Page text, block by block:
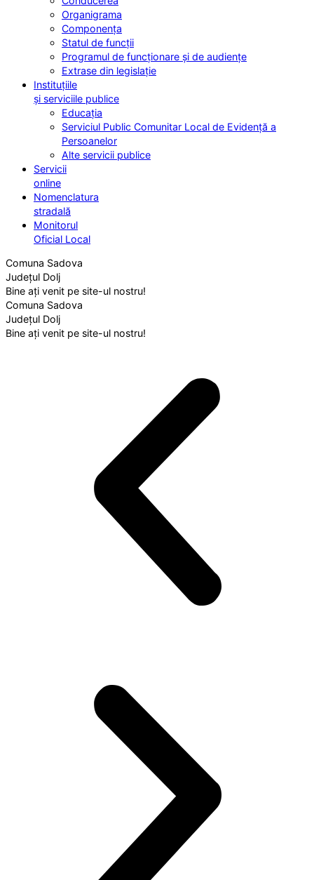
Organigrama
Componența
Statul de funcții
Programul de funcționare și de audiențe
Extrase din legislație
Instituțiile
și serviciile publice
Educația
Serviciul Public Comunitar Local de Evidență a
Persoanelor
Alte servicii publice
Servicii
online
Nomenclatura
stradală
Monitorul
Oficial Local
Comuna Sadova
Județul Dolj
Bine ați venit pe site-ul nostru!
Comuna Sadova
Județul Dolj
Bine ați venit pe site-ul nostru!